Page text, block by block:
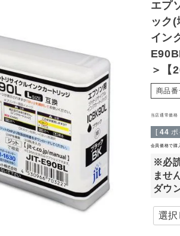
エプ
ック
イン
＞【
商品番
当店通常価格
[ 44 ポ
会員価格で購
※必
ませ
ダウ